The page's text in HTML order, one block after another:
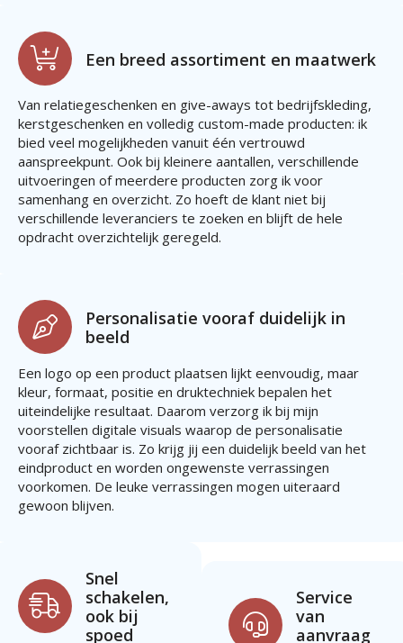
Een breed assortiment en maatwerk
Van relatiegeschenken en give-aways tot bedrijfskleding,
kerstgeschenken en volledig custom-made producten: ik
bied veel mogelijkheden vanuit één vertrouwd
aanspreekpunt. Ook bij kleinere aantallen, verschillende
uitvoeringen of meerdere producten zorg ik voor
samenhang en overzicht. Zo hoeft de klant niet bij
verschillende leveranciers te zoeken en blijft de hele
opdracht overzichtelijk geregeld.
Personalisatie vooraf duidelijk in
beeld
Een logo op een product plaatsen lijkt eenvoudig, maar
kleur, formaat, positie en druktechniek bepalen het
uiteindelijke resultaat. Daarom verzorg ik bij mijn
voorstellen digitale visuals waarop de personalisatie
vooraf zichtbaar is. Zo krijg jij een duidelijk beeld van het
eindproduct en worden ongewenste verrassingen
voorkomen. De leuke verrassingen mogen uiteraard
gewoon blijven.
Snel
schakelen,
ook bij
spoed
Service
van
aanvraag